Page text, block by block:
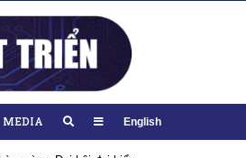
MEDIA English